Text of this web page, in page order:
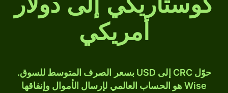
أمريكي
حوّل CRC إلى USD بسعر الصرف المتوسط للسوق.
Wise هو الحساب العالمي لإرسال الأموال وإنفاقها